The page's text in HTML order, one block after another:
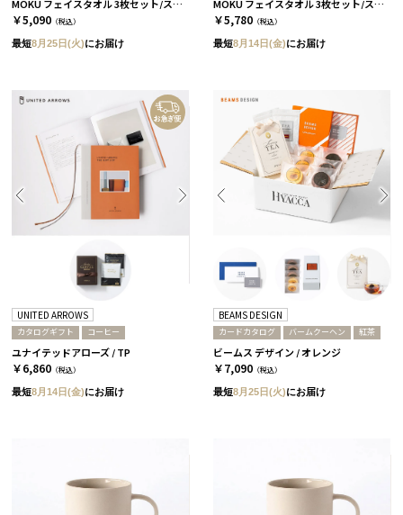
MOKU フェイスタオル 3枚セット/スタンダード［コンテックス］+紅茶&スイーツセット
￥5,090 （税込）
最短8月25日(火)にお届け
MOKU フェイスタオル 3枚セット/スタンダード［コンテックス］+ラーメン+コーヒー
￥5,780 （税込）
最短8月14日(金)にお届け
UNITED ARROWS
カタログギフト コーヒー
ユナイテッドアローズ / TP
￥6,860 （税込）
最短8月14日(金)にお届け
BEAMS DESIGN
カードカタログ バームクーヘン 紅茶
ビームス デザイン / オレンジ
￥7,090 （税込）
最短8月25日(火)にお届け